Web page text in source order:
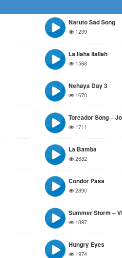
Naruto Sad Song
1239
La Ilaha Ilallah
1568
Nehaya Day 3
1670
Toreador Song –
1711
La Bamba
2632
Condor Pasa
2890
Summer Storm –
1897
Hungry Eyes
1974